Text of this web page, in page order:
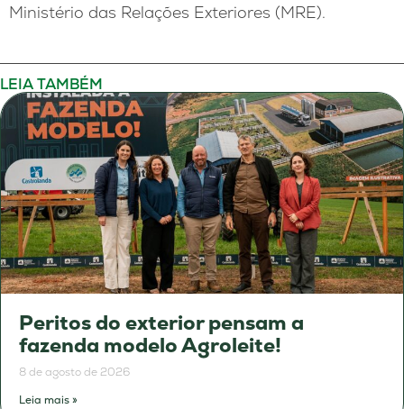
Ministério das Relações Exteriores (MRE).
LEIA TAMBÉM
Peritos do exterior pensam a
fazenda modelo Agroleite!
8 de agosto de 2026
Leia mais »